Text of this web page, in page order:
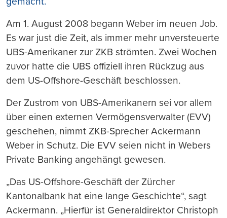
Am 1. August 2008 begann Weber im neuen Job.
Es war just die Zeit, als immer mehr unversteuerte
UBS-Amerikaner zur ZKB strömten. Zwei Wochen
zuvor hatte die UBS offiziell ihren Rückzug aus
dem US-Offshore-Geschäft beschlossen.
Der Zustrom von UBS-Amerikanern sei vor allem
über einen externen Vermögensverwalter (EVV)
geschehen, nimmt ZKB-Sprecher Ackermann
Weber in Schutz. Die EVV seien nicht in Webers
Private Banking angehängt gewesen.
„Das US-Offshore-Geschäft der Zürcher
Kantonalbank hat eine lange Geschichte“, sagt
Ackermann. „Hierfür ist Generaldirektor Christoph